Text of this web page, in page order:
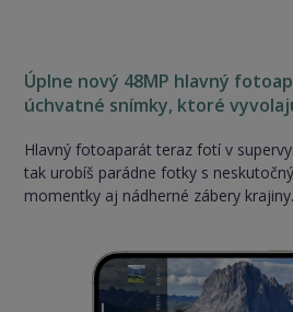
Úplne nový 48MP hlavný
úchvatné snímky, ktoré
Hlavný fotoaparát teraz fotí v
tak urobíš parádne fotky s
momentky aj nádherné zábery krajiny.